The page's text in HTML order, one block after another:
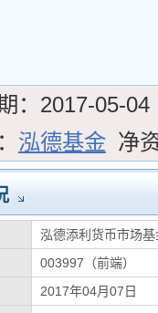
： 2017-05-04
泓德基金 净
泓德添利货币市场
003997（前端）
2017年04月07日